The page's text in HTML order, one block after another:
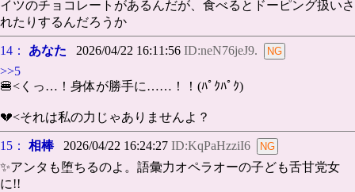
イツのチョコレートがあるんだが、食べるとドーピング扱いさ
れたりするんだろうか
14： あなた 2026/04/22 16:11:56 ID:neN76jeJ9.
>>5
🍔<くっ…！身体が勝手に……！！(ﾊﾟｸﾊﾟｸ)
💔<それは私の力じゃありませんよ？
15： 相棒2026/04/22 16:24:27 ID:KqPaHzziI6
✨アンタも堕ちるのよ。語彙力オペラオーの子ども舌甘党女
に!!